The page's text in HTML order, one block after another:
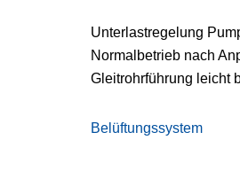
Unterlastregelung
Normalbetrieb nach
Gleitrohrführung leicht
Belüftungssystem